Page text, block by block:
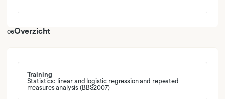
06Overzicht
Training
Statistics: linear and logistic regression and repeated
measures analysis (BBS2007)